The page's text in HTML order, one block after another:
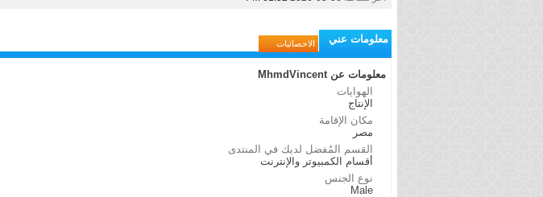
معلومات عني الاحصائيات
معلومات عن MhmdVincent
الهوايات
الإنتاج
مكان الإقامة
مصر
القسم المُفضل لديك في المنتدى
أقسام الكمبيوتر والإنترنت
نوع الجنس
Male